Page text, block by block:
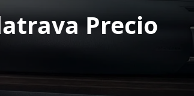
Precio